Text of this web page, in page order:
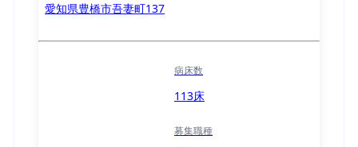
愛知県豊橋市吾妻町137
病床数
113床
募集職種